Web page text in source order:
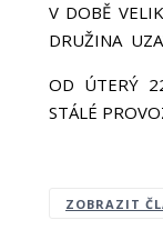
V DOBĚ
DRUŽINA
OD ÚTERÝ
STÁLÉ
ZOBRAZIT